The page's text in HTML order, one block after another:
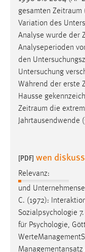
gesamten Zeitraum
Variation des
Analyse wurde der
Analyseperioden
den
Untersuchung
Während der erste
Hausse
Zeitraum die
Jahrtausendwende
[PDF] wen
Relevanz:
und
C. (1972):
Sozialpsychologie
für Psychologie,
EXTERNE
Um Inhalte von
Plattformen
externen
YouTube
Vimeo